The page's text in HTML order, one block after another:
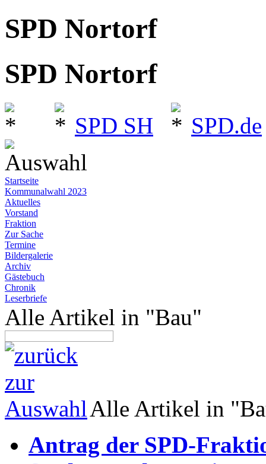
SPD Nortorf
SPD Nortorf
SPD SH
SPD.de
Auswahl
Startseite
Kommunalwahl 2023
Aktuelles
Vorstand
Fraktion
Zur Sache
Termine
Bildergalerie
Archiv
Gästebuch
Chronik
Leserbriefe
Alle Artikel in "Bau"
Alle Artikel in
Antrag der SPD-